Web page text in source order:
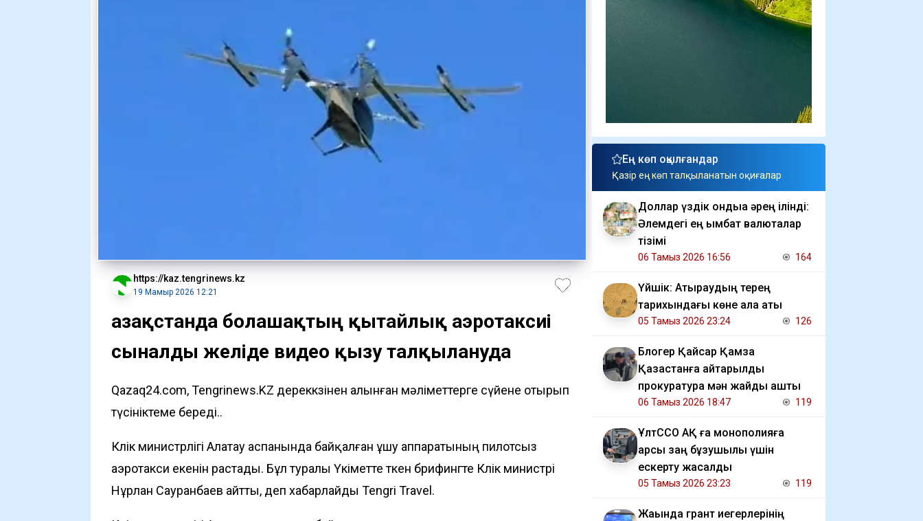
https://kaz.tengrinews.kz
19 Мамыр 2026 12:21
Қазақстанда болашақтың қытайлық аэротаксиі
сыналды желіде видео қызу талқылануда
Qazaq24.com, Tengrinews.KZ дереккөзінен алынған мәліметтерге сүйене отырып
түсініктеме береді..
Көлік министрлігі Алатау аспанында байқалған ұшу аппаратының пилотсыз
аэротакси екенін растады. Бұл туралы Үкіметте өткен брифингте Көлік министрі
Нұрлан Сауранбаев айтты, деп хабарлайды Tengri Travel .
Ең көп оқылғандар
Қазір ең көп талқыланатын оқиғалар
Доллар үздік ондыққа әрең ілінді:
Әлемдегі ең қымбат валюталар
тізімі
06 Тамыз 2026 16:56 164
Үйшік: Атыраудың терең
тарихындағы көне қала аты
05 Тамыз 2026 23:24 126
Блогер Қайсар Қамза
Қазақстанға қайтарылды
прокуратура мән жайды ашты
06 Тамыз 2026 18:47 119
ҰлтССО АҚ ға монополияға
қарсы заң бұзушылық үшін
ескерту жасалды
05 Тамыз 2026 23:23 119
Жақында грант иегерлерінің